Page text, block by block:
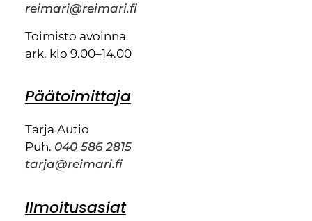
reimari@reimari.fi
Toimisto avoinna
ark. klo 9.00–14.00
Päätoimittaja
Tarja Autio
Puh. 040 586 2815
tarja@reimari.fi
Ilmoitusasiat